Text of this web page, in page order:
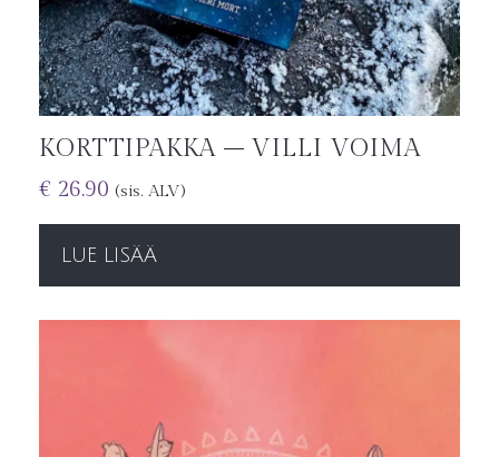
KORTTIPAKKA – VILLI VOIMA
€ 26.90 (sis. ALV)
LUE LISÄÄ